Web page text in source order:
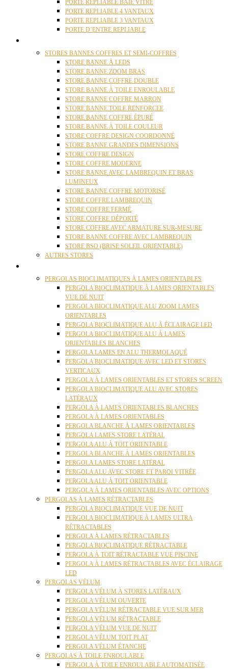
PORTE REPLIABLE BAIE VITRÉ
PORTE REPLIABLE 4 VANTAUX
PORTE REPLIABLE 3 VANTAUX
PORTE D’ENTRE REPLIABLE
STORES BANNES COFFRES ET SEMI-COFFRES
STORE BANNE À LEDS
STORE BANNE ZOOM BRAS
STORE BANNE COFFRE DOUBLE
STORE BANNE À TOILE ENROULABLE
STORE BANNE COFFRE MARRON
STORE BANNE TOILE RENFORCEE
STORE BANNE COFFRE ÉPURÉ
STORE BANNE À TOILE COULEUR
STORE COFFRE DESIGN COORDONNÉ
STORE BANNE GRANDES DIMENSIONS
STORE COFFRE DESIGN
STORE COFFRE MODERNE
STORE BANNE AVEC LAMBREQUIN ET BRAS
LUMINEUX
STORE BANNE COFFRE MOTORISÉ
STORE COFFRE LAMBREQUIN
STORE COFFRE FERMÉ
STORE COFFRE DÉPORTÉ
STORE COFFRE AVEC ARMATURE SUR-MESURE
STORE BANNE COFFRE AVEC LAMBREQUIN
STORE BSO (BRISE SOLEIL ORIENTABLE)
AUTRES STORES
PERGOLAS BIOCLIMATIQUES À LAMES ORIENTABLES
PERGOLA BIOCLIMATIQUE À LAMES ORIENTABLES
VUE DE NUIT
PERGOLA BIOCLIMATIQUE ALU ZOOM LAMES
ORIENTABLES
PERGOLA BIOCLIMATIQUE ALU À ÉCLAIRAGE LED
PERGOLA BIOCLIMATIQUE ALU À LAMES
ORIENTABLES BLANCHES
PERGOLA LAMES EN ALU THERMOLAQUÉ
PERGOLA BIOCLIMATIQUE AVEC LED ET STORES
VERTICAUX
PERGOLA À LAMES ORIENTABLES ET STORES SCREEN
PERGOLA BIOCLIMATIQUE ALU AVEC STORES
LATÉRAUX
PERGOLA À LAMES ORIENTABLES BLANCHES
PERGOLA À LAMES ORIENTABLES
PERGOLA BLANCHE À LAMES ORIENTABLES
PERGOLA LAMES STORE LATÉRAL
PERGOLA ALU À TOIT ORIENTABLE
PERGOLA BLANCHE À LAMES ORIENTABLES
PERGOLA LAMES STORE LATÉRAL
PERGOLA ALU AVEC STORE ET PAROI VITRÉE
PERGOLA ALU À TOIT ORIENTABLE
PERGOLA À LAMES ORIENTABLES AVEC OPTIONS
PERGOLAS À LAMES RÉTRACTABLES
PERGOLA BIOCLIMATIQUE VUE DE NUIT
PERGOLA BIOCLIMATIQUE À LAMES ULTRA
RÉTRACTABLES
PERGOLA À LAMES RÉTRACTABLES
PERGOLA BIOCLIMATIQUE RÉTRACTABLE
PERGOLA À TOIT RÉTRACTABLE VUE PISCINE
PERGOLA À LAMES RÉTRACTABLES AVEC ÉCLAIRAGE
LED
PERGOLAS VÉLUM
PERGOLA VÉLUM À STORES LATÉRAUX
PERGOLA VÉLUM OUVERTE
PERGOLA VÉLUM RÉTRACTABLE VUE SUR MER
PERGOLA VÉLUM RÉTRACTABLE
PERGOLA VÉLUM VUE DE NUIT
PERGOLA VÉLUM TOIT PLAT
PERGOLA VÉLUM ÉTANCHE
PERGOLAS À TOILE ENROULABLE
PERGOLA À TOILE ENROULABLE AUTOMATISÉE